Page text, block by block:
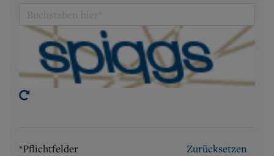
*Pflichtfelder
Zurücksetzen